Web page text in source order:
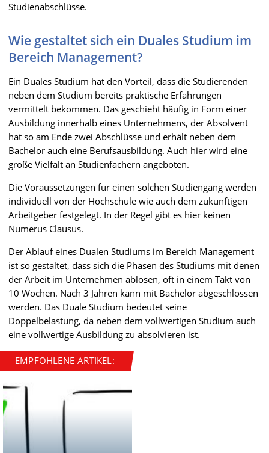
Studienabschlüsse.
Wie gestaltet sich ein Duales Studium im
Bereich Management?
Ein Duales Studium hat den Vorteil, dass die Studierenden
neben dem Studium bereits praktische Erfahrungen
vermittelt bekommen. Das geschieht häufig in Form einer
Ausbildung innerhalb eines Unternehmens, der Absolvent
hat so am Ende zwei Abschlüsse und erhält neben dem
Bachelor auch eine Berufsausbildung. Auch hier wird eine
große Vielfalt an Studienfächern angeboten.
Die Voraussetzungen für einen solchen Studiengang werden
individuell von der Hochschule wie auch dem zukünftigen
Arbeitgeber festgelegt. In der Regel gibt es hier keinen
Numerus Clausus.
Der Ablauf eines Dualen Studiums im Bereich Management
ist so gestaltet, dass sich die Phasen des Studiums mit denen
der Arbeit im Unternehmen ablösen, oft in einem Takt von
10 Wochen. Nach 3 Jahren kann mit Bachelor abgeschlossen
werden. Das Duale Studium bedeutet seine
Doppelbelastung, da neben dem vollwertigen Studium auch
eine vollwertige Ausbildung zu absolvieren ist.
EMPFOHLENE ARTIKEL: